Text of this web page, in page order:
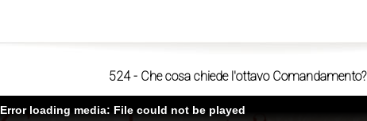
524 - Che cosa chiede l'ottavo Comandamento?
Error loading media: File could not be played